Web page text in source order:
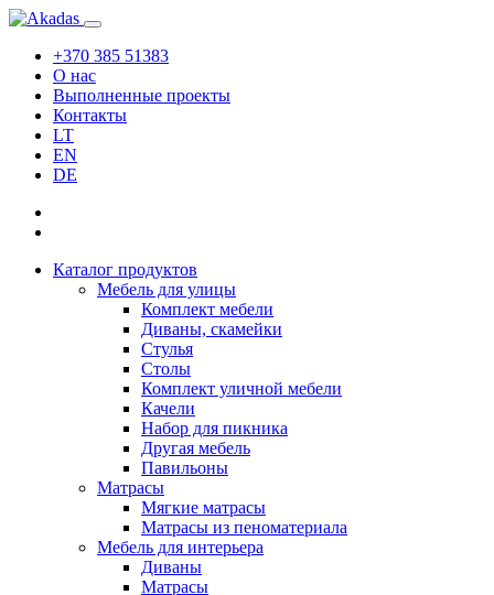
+370 385 51383
О нас
Выполненные проекты
Контакты
LT
EN
DE
Каталог продуктов
Мебель для улицы
Комплект мебели
Диваны, скамейки
Стулья
Столы
Комплект уличной мебели
Качели
Набор для пикника
Другая мебель
Павильоны
Матрасы
Мягкие матрасы
Матрасы из пеноматериала
Мебель для интерьера
Диваны
Матрасы